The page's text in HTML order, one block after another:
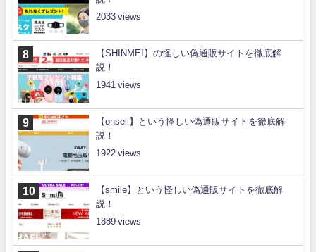
2033
【SHINMEI】の怪しい偽通販サイトを徹底解
説！
1941
【onsell】という怪しい偽通販サイトを徹底解
説！
1922
【smile】という怪しい偽通販サイトを徹底解
説！
1889